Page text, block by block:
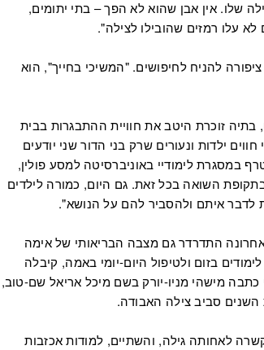
שלו. אין אבן שהוא לא הפך – בתי יתומים,
עלו רמזים שהובילו לצילה".
להניח לחיפושים. "המשיכי בחייך", הוא
זוכרת היטב את חוויית ההתבגרות בבית
ילדות ונעורים שרק בני הדור שני יודעים
במסגרת לימודיי באוניברסיטה למסע פולין,
השואה בכל זאת. גם היום, כמורה לילדים
לדבר איתם ולהסביר להם על הנושא".
התדרדר גם מצבה הבריאותי של אימה
בזום ולטיפול היום-יומי באמה, קיבלה
מישהי מניו-יורק בשם מיכל אריאל שם-טוב,
סביב צילה האבודה.
לאחותה גילה, והשתיים, למודות אכזבות